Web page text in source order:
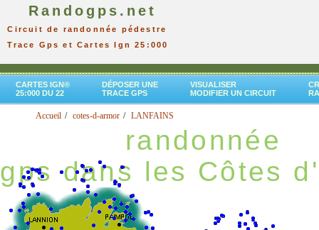
Randogps.net
Circuit de randonnée pédestre
Trace Gps et Cartes Ign 25:000
CARTES IGN®
25:000 DU 22
DÉPOSER UNE
TRACE GPS
VISUALISER
MODIFIER UN CIRCUIT
Accueil cotes-d-armor LANFAINS
randonnée
gps dans les Côtes